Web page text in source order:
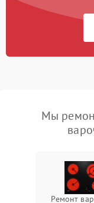
Мы
Ремонт